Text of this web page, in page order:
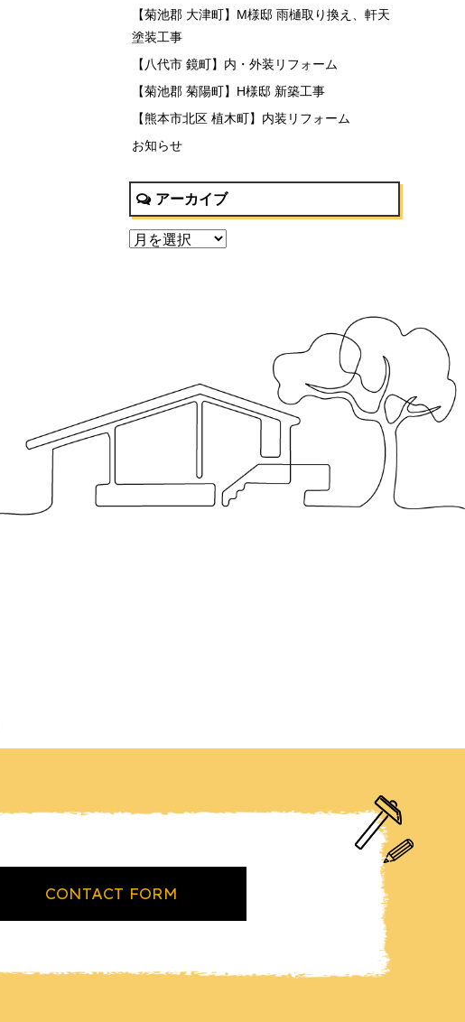
【菊池郡 大津町】M様邸 雨樋取り換え、軒天
塗装工事
【八代市 鏡町】内・外装リフォーム
【菊池郡 菊陽町】H様邸 新築工事
【熊本市北区 植木町】内装リフォーム
お知らせ
アーカイブ
CONTACT FORM